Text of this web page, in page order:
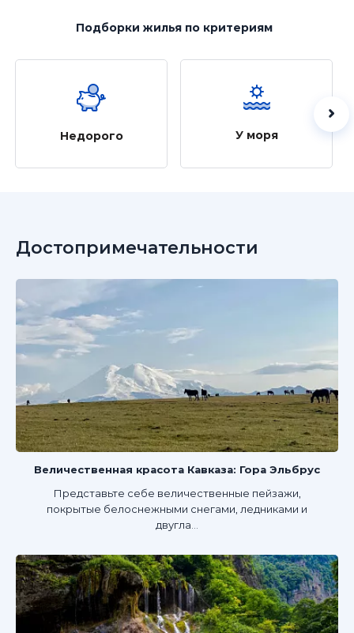
Подборки жильяпо критериям
Недорого У моря
Достопримечательности
Величественная красота Кавказа: Гора Эльбрус
Представьте себе величественные пейзажи,
покрытые белоснежными снегами, ледниками и
двугла...